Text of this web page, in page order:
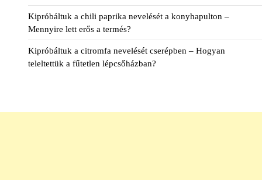
Kipróbáltuk a chili paprika nevelését a konyhapulton –
Mennyire lett erős a termés?
Kipróbáltuk a citromfa nevelését cserépben – Hogyan
teleltettük a fűtetlen lépcsőházban?